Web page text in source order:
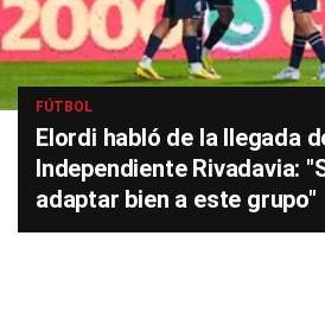
FÚTBOL
Elordi habló de la llegada
Independiente Rivadavia:
adaptar bien a este grupo"